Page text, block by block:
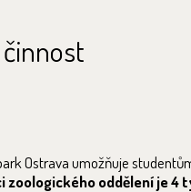
Ostrava umožňuje
zoologického oddělení je 4